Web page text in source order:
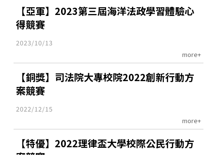
【亞軍】2023第三屆海洋法政學習體驗心
得競賽
2023/10/13
more+
【銅獎】司法院大專校院2022創新行動方
案競賽
2022/12/15
more+
【特優】2022理律盃大學校際公民行動方